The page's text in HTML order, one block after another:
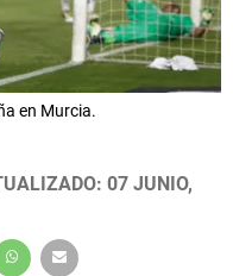
en Murcia.
07 JUNIO,